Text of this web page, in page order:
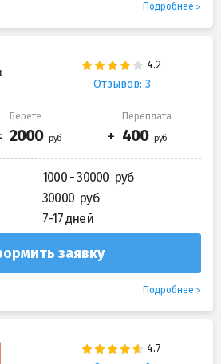
Подробнее
Отзывов: 3
Берете Переплата
1000 - 30000
30000
7-17 дней
заявку
Подробнее